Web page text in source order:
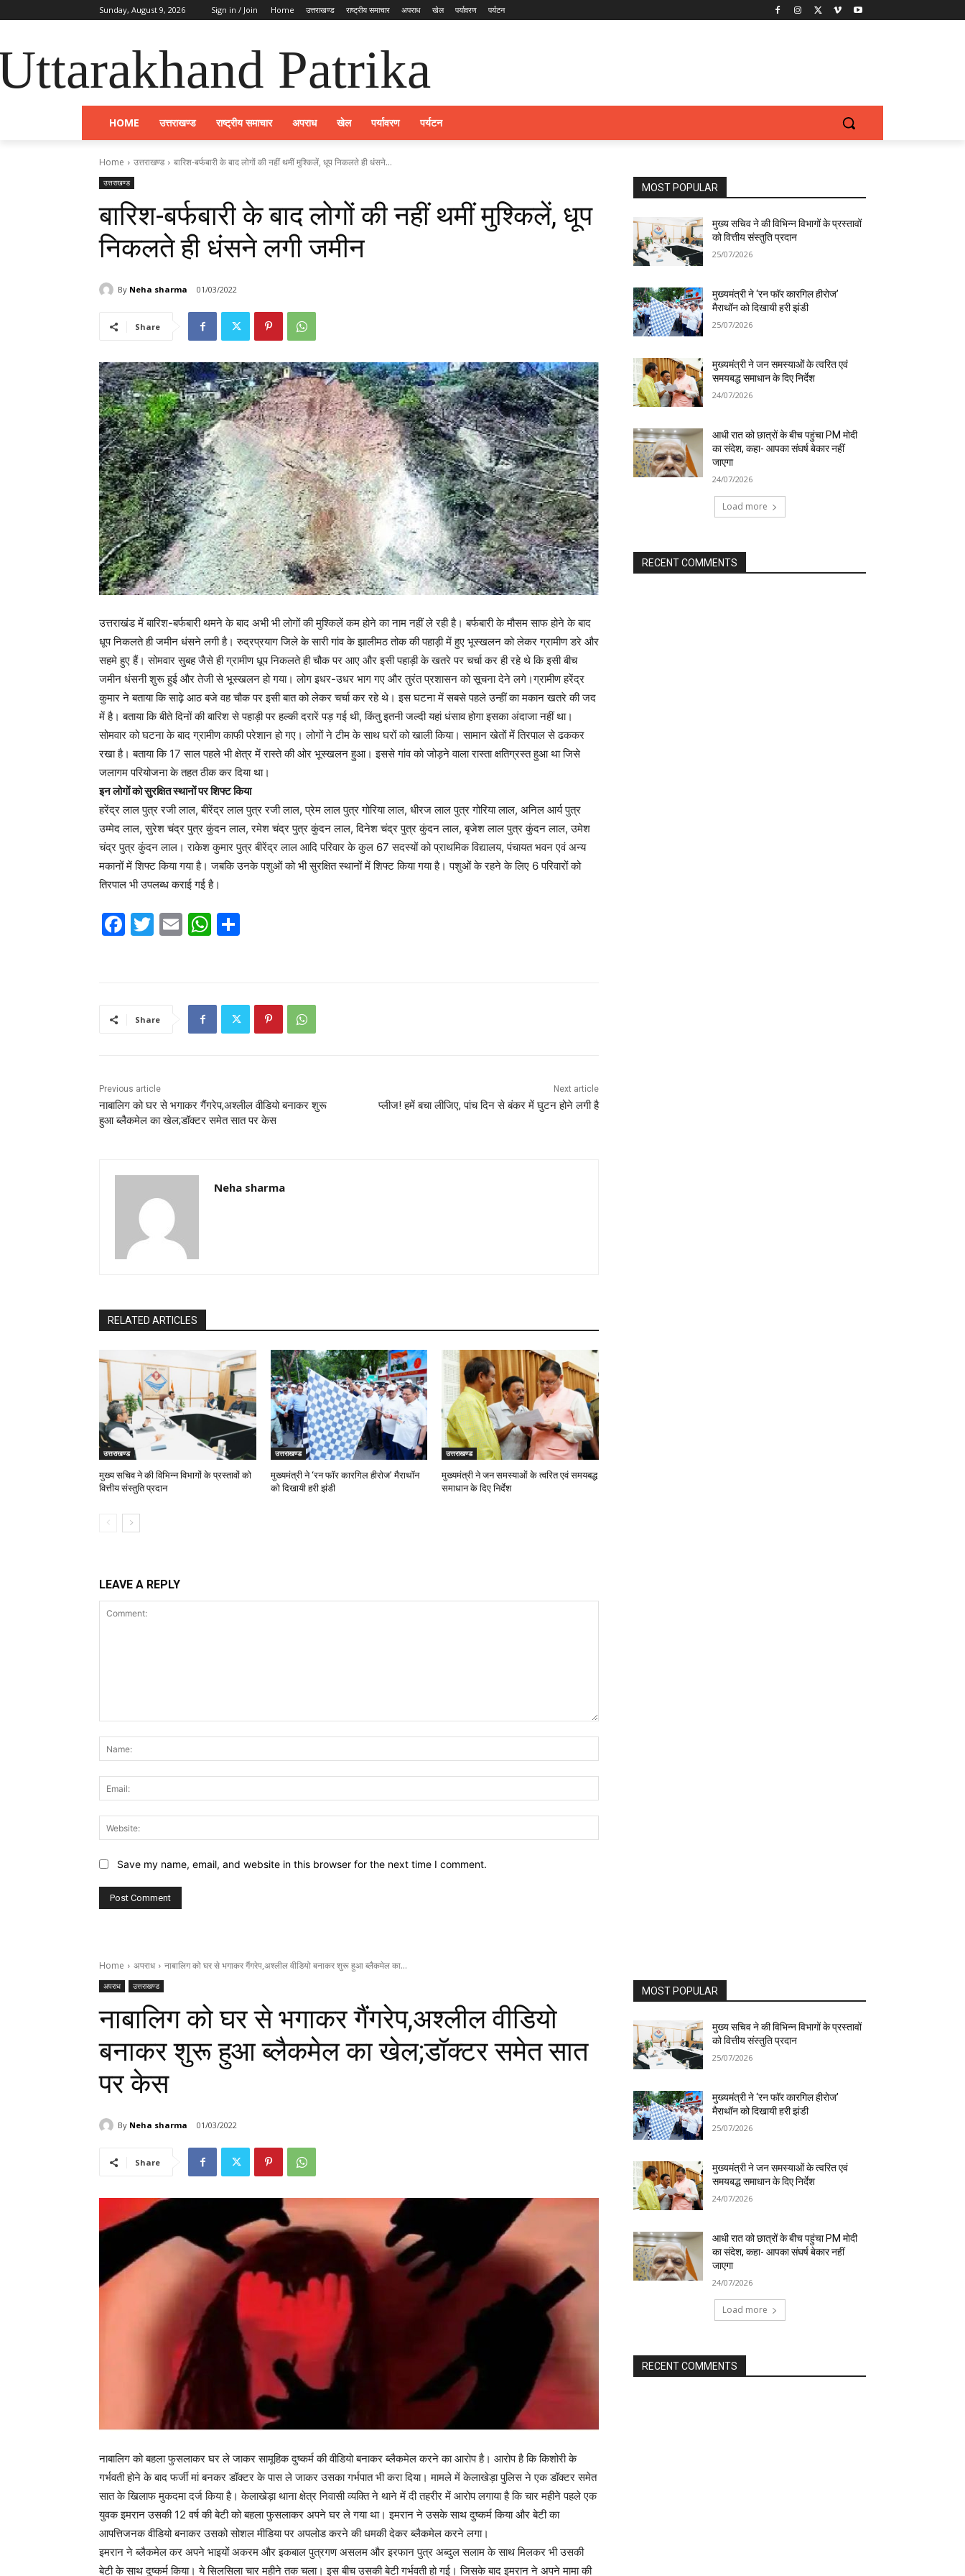
Sunday, August 9, 2026 Sign in / Join Home उत्तराखण्ड राष्ट्रीय समाचार अपराध खेल पर्यावरण पर्यटन
Patrika
HOME उत्तराखण्ड राष्ट्रीय समाचार अपराध खेल पर्यावरण पर्यटन
Home उत्तराखण्ड बारिश-बर्फबारी के बाद लोगों की नहीं थमीं मुश्किलें, धूप निकलते ही धंसने...
उत्तराखण्ड
बारिश-बर्फबारी के बाद लोगों की नहीं थमीं मुश्किलें, धूप
निकलते ही धंसने लगी जमीन
By Neha sharma 01/03/2022
Share
उत्तराखंड में बारिश-बर्फबारी थमने के बाद अभी भी लोगों की मुश्किलें कम होने का नाम नहीं ले रही है। बर्फबारी के मौसम साफ होने के बाद
धूप निकलते ही जमीन धंसने लगी है। रुद्रप्रयाग जिले के सारी गांव के झालीमठ तोक की पहाड़ी में हुए भूस्खलन को लेकर ग्रामीण डरे और
सहमे हुए हैं। सोमवार सुबह जैसे ही ग्रामीण धूप निकलते ही चौक पर आए और इसी पहाड़ी के खतरे पर चर्चा कर ही रहे थे कि इसी बीच
जमीन धंसनी शुरू हुई और तेजी से भूस्खलन हो गया। लोग इधर-उधर भाग गए और तुरंत प्रशासन को सूचना देने लगे।ग्रामीण हरेंद्र
कुमार ने बताया कि साढ़े आठ बजे वह चौक पर इसी बात को लेकर चर्चा कर रहे थे। इस घटना में सबसे पहले उन्हीं का मकान खतरे की जद
में है। बताया कि बीते दिनों की बारिश से पहाड़ी पर हल्की दरारें पड़ गई थी, किंतु इतनी जल्दी यहां धंसाव होगा इसका अंदाजा नहीं था।
सोमवार को घटना के बाद ग्रामीण काफी परेशान हो गए। लोगों ने टीम के साथ घरों को खाली किया। सामान खेतों में तिरपाल से ढककर
रखा है। बताया कि 17 साल पहले भी क्षेत्र में रास्ते की ओर भूस्खलन हुआ। इससे गांव को जोड़ने वाला रास्ता क्षतिग्रस्त हुआ था जिसे
जलागम परियोजना के तहत ठीक कर दिया था।
इन लोगों को सुरक्षित स्थानों पर शिफ्ट किया
हरेंद्र लाल पुत्र रजी लाल, बीरेंद्र लाल पुत्र रजी लाल, प्रेम लाल पुत्र गोरिया लाल, धीरज लाल पुत्र गोरिया लाल, अनिल आर्य पुत्र
उम्मेद लाल, सुरेश चंद्र पुत्र कुंदन लाल, रमेश चंद्र पुत्र कुंदन लाल, दिनेश चंद्र पुत्र कुंदन लाल, बृजेश लाल पुत्र कुंदन लाल, उमेश
चंद्र पुत्र कुंदन लाल। राकेश कुमार पुत्र बीरेंद्र लाल आदि परिवार के कुल 67 सदस्यों को प्राथमिक विद्यालय, पंचायत भवन एवं अन्य
मकानों में शिफ्ट किया गया है। जबकि उनके पशुओं को भी सुरक्षित स्थानों में शिफ्ट किया गया है। पशुओं के रहने के लिए 6 परिवारों को
तिरपाल भी उपलब्ध कराई गई है।
F
b
k
T
E
W
A
p
Share
Previous article
नाबालिग को घर से भगाकर गैंगरेप,अश्लील वीडियो बनाकर शुरू
हुआ ब्लैकमेल का खेल;डॉक्टर समेत सात पर केस
Next article
प्लीज! हमें बचा लीजिए, पांच दिन से बंकर में घुटन होने लगी है
Neha sharma
RELATED ARTICLES
उत्तराखण्ड
मुख्य सचिव ने की विभिन्न विभागों के प्रस्तावों को
वित्तीय संस्तुति प्रदान
उत्तराखण्ड
मुख्यमंत्री ने ‘रन फॉर कारगिल हीरोज’ मैराथॉन
को दिखायी हरी झंडी
उत्तराखण्ड
मुख्यमंत्री ने जन समस्याओं के त्वरित एवं समयबद्ध
समाधान के दिए निर्देश
LEAVE A REPLY
Save my name, email, and website in this browser for the next time I comment.
MOST POPULAR
मुख्य सचिव ने की विभिन्न विभागों के प्रस्तावों
को वित्तीय संस्तुति प्रदान
25/07/2026
मुख्यमंत्री ने ‘रन फॉर कारगिल हीरोज’
मैराथॉन को दिखायी हरी झंडी
25/07/2026
मुख्यमंत्री ने जन समस्याओं के त्वरित एवं
समयबद्ध समाधान के दिए निर्देश
24/07/2026
आधी रात को छात्रों के बीच पहुंचा PM मोदी
का संदेश, कहा- आपका संघर्ष बेकार नहीं
जाएगा
24/07/2026
Load more
RECENT COMMENTS